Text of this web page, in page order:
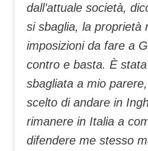
dall’attuale società,
si sbaglia, la proprietà
imposizioni da fare a
contro e basta. È
sbagliata a mio
scelto di andare in
rimanere in Italia a
difendere me stesso